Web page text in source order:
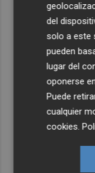
del
solo a este
pueden
lugar del
oponerse
Puede
cualquier
cookies.